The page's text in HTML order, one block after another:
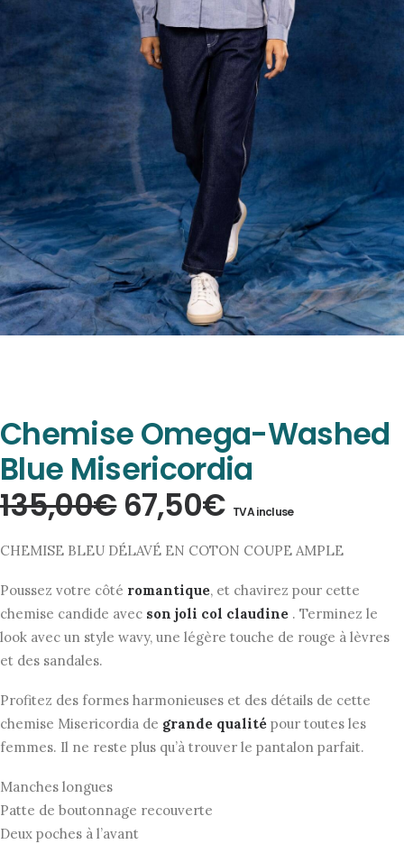
Chemise Omega-Washed
Blue Misericordia
135,00€ Le
prix
initial
était :
135,00€.
67,50€Le
prix
actuel
est :
67,50€.
TVA incluse
CHEMISE BLEU DÉLAVÉ EN COTON COUPE AMPLE
Poussez votre côté romantique, et chavirez pour cette
chemise candide avec son joli col claudine . Terminez le
look avec un style wavy, une légère touche de rouge à lèvres
et des sandales.
Profitez des formes harmonieuses et des détails de cette
chemise Misericordia de grande qualité pour toutes les
femmes. Il ne reste plus qu’à trouver le pantalon parfait.
Manches longues
Patte de boutonnage recouverte
Deux poches à l’avant